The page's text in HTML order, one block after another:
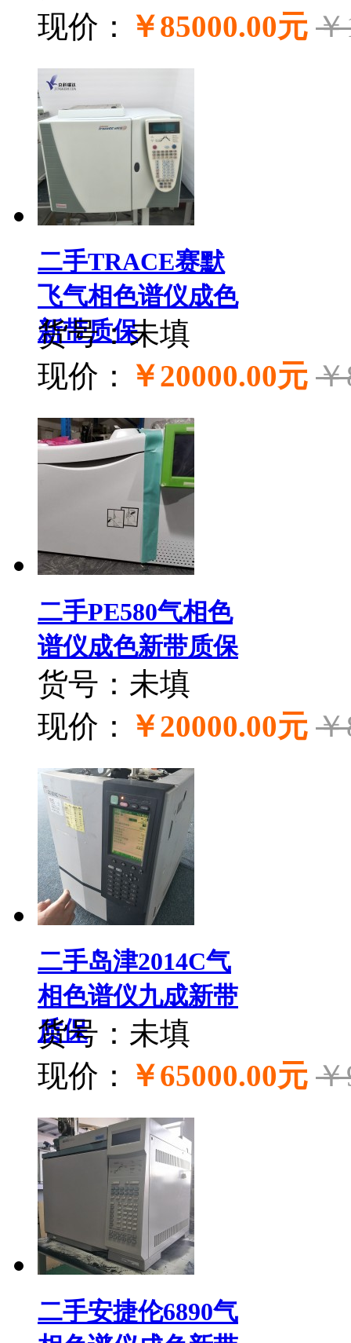
现价：
￥85000.00元
二手TRACE赛默
飞气相色谱仪成色
新带质保
货号：未填
现价：
￥20000.00元
二手PE580气相色
谱仪成色新带质保
货号：未填
现价：
￥20000.00元
二手岛津2014C气
相色谱仪九成新带
质保
货号：未填
现价：
￥65000.00元
二手安捷伦6890气